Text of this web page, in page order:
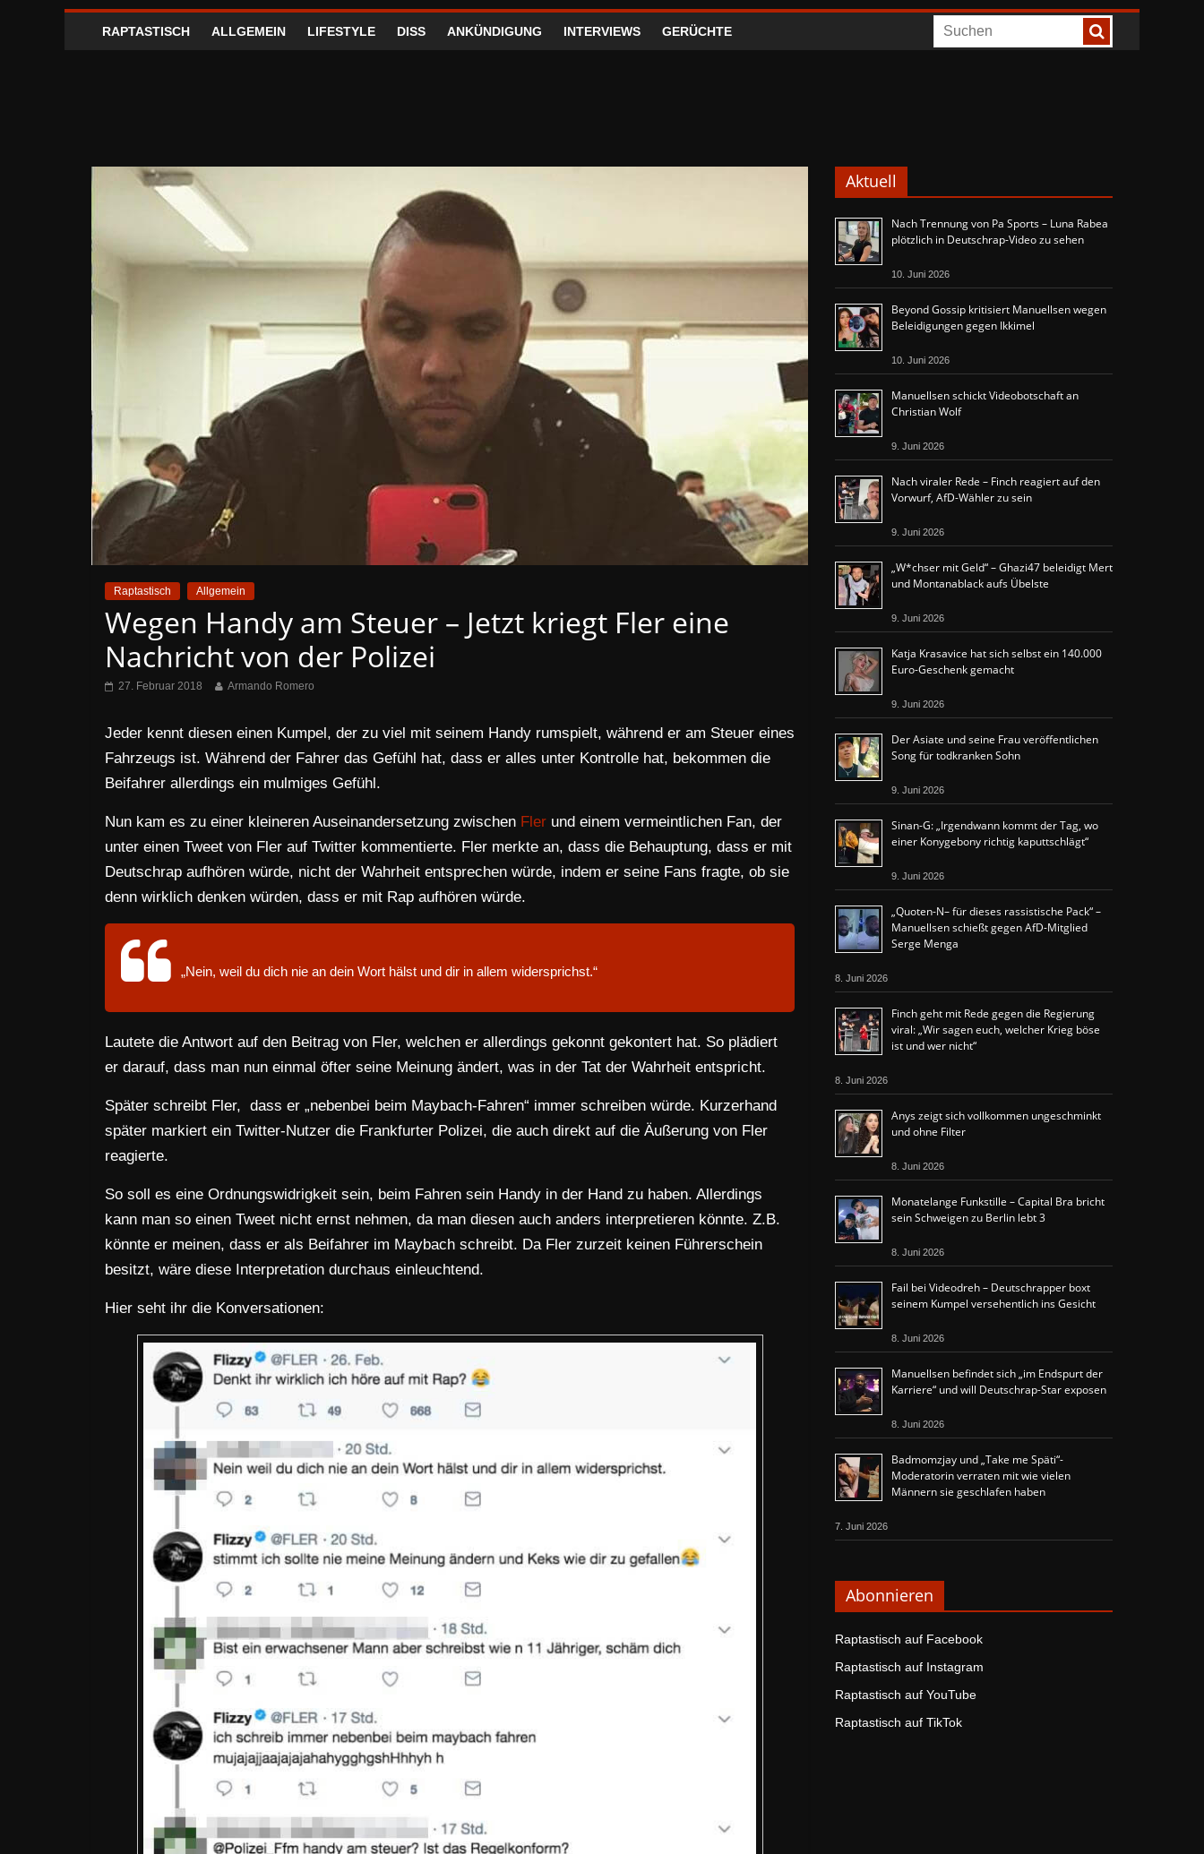
RAPTASTISCH ALLGEMEIN LIFESTYLE DISS ANKÜNDIGUNG INTERVIEWS GERÜCHTE
Raptastisch Allgemein
Wegen Handy am Steuer – Jetzt kriegt Fler eine
Nachricht von der Polizei
27. Februar 2018 Armando Romero
Jeder kennt diesen einen Kumpel, der zu viel mit seinem Handy rumspielt, während er am Steuer eines
Fahrzeugs ist. Während der Fahrer das Gefühl hat, dass er alles unter Kontrolle hat, bekommen die
Beifahrer allerdings ein mulmiges Gefühl.
Nun kam es zu einer kleineren Auseinandersetzung zwischen Fler und einem vermeintlichen Fan, der
unter einen Tweet von Fler auf Twitter kommentierte. Fler merkte an, dass die Behauptung, dass er mit
Deutschrap aufhören würde, nicht der Wahrheit entsprechen würde, indem er seine Fans fragte, ob sie
denn wirklich denken würden, dass er mit Rap aufhören würde.
„Nein, weil du dich nie an dein Wort hälst und dir in allem widersprichst.“
Lautete die Antwort auf den Beitrag von Fler, welchen er allerdings gekonnt gekontert hat. So plädiert
er darauf, dass man nun einmal öfter seine Meinung ändert, was in der Tat der Wahrheit entspricht.
Später schreibt Fler, dass er „nebenbei beim Maybach-Fahren“ immer schreiben würde. Kurzerhand
später markiert ein Twitter-Nutzer die Frankfurter Polizei, die auch direkt auf die Äußerung von Fler
reagierte.
So soll es eine Ordnungswidrigkeit sein, beim Fahren sein Handy in der Hand zu haben. Allerdings
kann man so einen Tweet nicht ernst nehmen, da man diesen auch anders interpretieren könnte. Z.B.
könnte er meinen, dass er als Beifahrer im Maybach schreibt. Da Fler zurzeit keinen Führerschein
besitzt, wäre diese Interpretation durchaus einleuchtend.
Hier seht ihr die Konversationen:
Aktuell
Nach Trennung von Pa Sports – Luna Rabea
plötzlich in Deutschrap-Video zu sehen
10. Juni 2026
Beyond Gossip kritisiert Manuellsen wegen
Beleidigungen gegen Ikkimel
10. Juni 2026
Manuellsen schickt Videobotschaft an
Christian Wolf
9. Juni 2026
Nach viraler Rede – Finch reagiert auf den
Vorwurf, AfD-Wähler zu sein
9. Juni 2026
„W*chser mit Geld“ – Ghazi47 beleidigt Mert
und Montanablack aufs Übelste
9. Juni 2026
Katja Krasavice hat sich selbst ein 140.000
Euro-Geschenk gemacht
9. Juni 2026
Der Asiate und seine Frau veröffentlichen
Song für todkranken Sohn
9. Juni 2026
Sinan-G: „Irgendwann kommt der Tag, wo
einer Konygebony richtig kaputtschlägt“
9. Juni 2026
„Quoten-N– für dieses rassistische Pack“ –
Manuellsen schießt gegen AfD-Mitglied
Serge Menga
8. Juni 2026
Finch geht mit Rede gegen die Regierung
viral: „Wir sagen euch, welcher Krieg böse
ist und wer nicht“
8. Juni 2026
Anys zeigt sich vollkommen ungeschminkt
und ohne Filter
8. Juni 2026
Monatelange Funkstille – Capital Bra bricht
sein Schweigen zu Berlin lebt 3
8. Juni 2026
Fail bei Videodreh – Deutschrapper boxt
seinem Kumpel versehentlich ins Gesicht
8. Juni 2026
Manuellsen befindet sich „im Endspurt der
Karriere“ und will Deutschrap-Star exposen
8. Juni 2026
Badmomzjay und „Take me Späti“-
Moderatorin verraten mit wie vielen
Männern sie geschlafen haben
7. Juni 2026
Abonnieren
Raptastisch auf Facebook
Raptastisch auf Instagram
Raptastisch auf YouTube
Raptastisch auf TikTok